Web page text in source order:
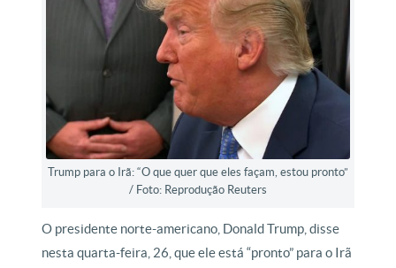
Trump para o Irã: “O que quer que eles façam, estou pronto”
/ Foto: Reprodução Reuters
O presidente norte-americano, Donald Trump, disse
nesta quarta-feira, 26, que ele está “pronto” para o Irã